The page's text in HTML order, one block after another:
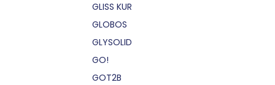
GLISS KUR
GLOBOS
GLYSOLID
GO!
GOT2B